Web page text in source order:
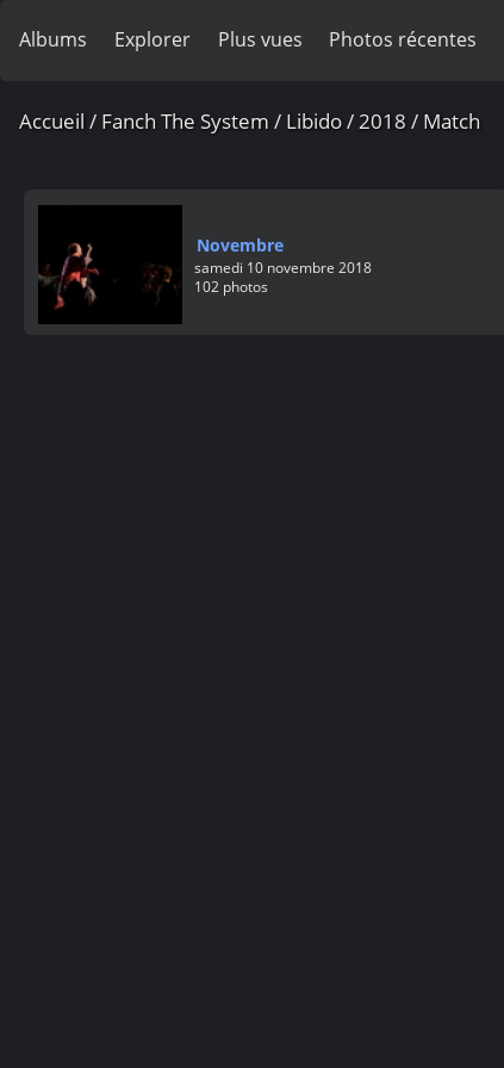
Albums Explorer Plus vues Photos récentes
Accueil / Fanch The System / Libido/2018 / Match
Novembre
samedi 10 novembre 2018
102 photos